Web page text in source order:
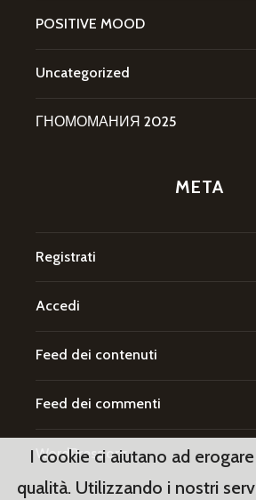
POSITIVE MOOD
Uncategorized
ГНОМОМАНИЯ 2025
META
Registrati
Accedi
Feed dei contenuti
Feed dei commenti
WordPress.org
I cookie ci aiutano ad
qualità. Utilizzando i nostri